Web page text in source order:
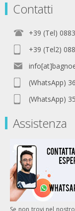
Contatti
+39 (Tel)
+39 (Tel2)
(WhatsApp)
(WhatsApp)
Assistenza
Se non trovi nel